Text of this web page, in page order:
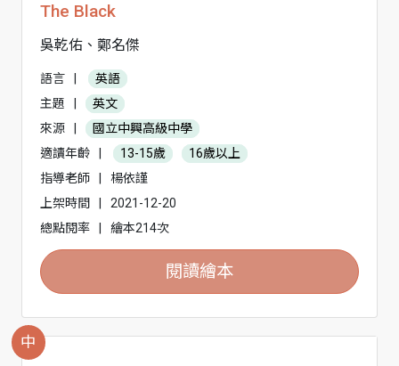
The Black
吳乾佑、鄭名傑
語言
英語
主題
英文
來源
國立中興高級中學
適讀年齡
13-15歲
16歲以上
指導老師
楊依謹
上架時間
2021-12-20
總點閱率
繪本214次
閱讀繪本
中